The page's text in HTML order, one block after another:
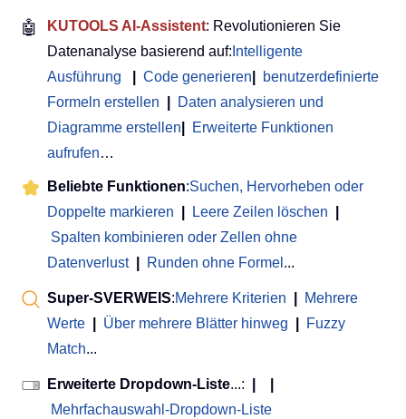
🤖 KUTOOLS AI-Assistent: Revolutionieren Sie
Datenanalyse basierend auf: Intelligente
Ausführung
Code generieren
benutzerdefinierte
Formeln erstellen
Daten analysieren und
Diagramme erstellen
Erweiterte Funktionen
aufrufen…
Beliebte Funktionen:Suchen, Hervorheben oder
Doppelte markieren
Leere Zeilen löschen
Spalten kombinieren oder Zellen ohne
Datenverlust
Runden ohne Formel ...
Super-SVERWEIS:Mehrere Kriterien
Mehrere
Werte
Über mehrere Blätter hinweg
Fuzzy
Match...
Erweiterte Dropdown-Liste...:
Mehrfachauswahl-Dropdown-Liste